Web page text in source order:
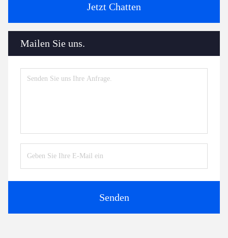
Jetzt Chatten
Mailen Sie uns.
Senden